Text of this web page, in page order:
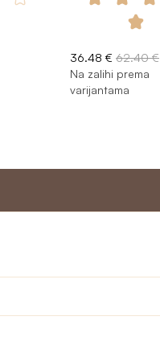
36.48 € 62.40 €
Na zalihi prema
varijantama
za učitelje